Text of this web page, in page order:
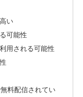
い
可能性
用される可能性
料配信されてい